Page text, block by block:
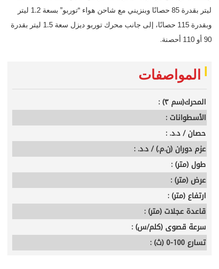
ليتر بقدرة 85 حصانًا وبنزيني مع شاحن هواء “توربو” بسعة 1.2 ليتر
وبقدرة 115 حصانًا، إلى جانب محرك توربو ديزل سعة 1.5 ليتر بقدرة
90 أو 110 أحصنة
.
المواصفات
المحرك(سم ٣) :
الأسطوانات :
حصان / د.د. :
عزم دوران (ن.م.) / د.د. :
طول (متر) :
عرض (متر) :
ارتفاع (متر) :
قاعدة عجلات (متر) :
سرعة قصوى (كلم/س) :
تسارع 100-0 (ث) :